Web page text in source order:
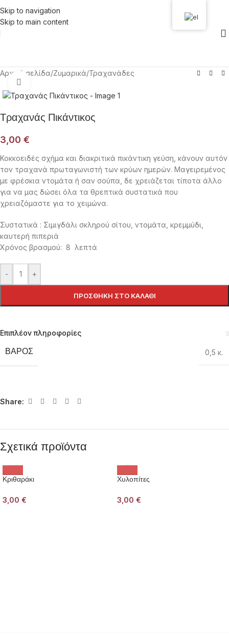
Skip to navigation
Skip to main content
Αρχική σελίδα/Ζυμαρικά/Τραχανάδες
Τραχανάς Πικάντικος
3,00 €
Κοκκοειδές σχήμα και διακριτικά πικάντικη γεύση, κάνουν αυτόν
τον τραχανά πρωταγωνιστή των κρύων ημερών. Μαγειρεμένος
με φρέσκια ντομάτα ή σαν σούπα, δε χρειάζεται τίποτα άλλο
για να μας δώσει όλα τα θρεπτικά συστατικά που
χρειαζόμαστε για το χειμώνα.
Συστατικά : Σιμιγδάλι σκληρού σίτου, ντομάτα, κρεμμύδι,
καυτερή πιπεριά
Χρόνος βρασμού: 8 λεπτά
- +
ΠΡΟΣΘΉΚΗ ΣΤΟ ΚΑΛΆΘΙ
Επιπλέον πληροφορίες
ΒΆΡΟΣ 0,5 κ.
Share:
Σχετικά προϊόντα
Κριθαράκι
3,00 €
Χυλοπίτες
3,00 €